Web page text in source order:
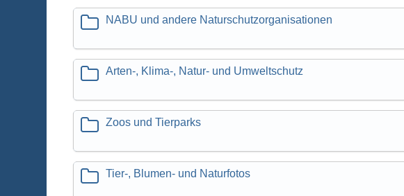
NABU und andere Naturschutzorganisationen
Arten-, Klima-, Natur- und Umweltschutz
Zoos und Tierparks
Tier-, Blumen- und Naturfotos